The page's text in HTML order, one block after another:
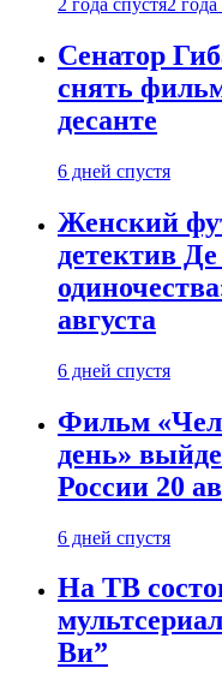
2 года спустя2 года
Сенатор
снять
десанте
6 дней спустя
Женский
детектив
августа
6 дней спустя
Фильм
день»
России 20
6 дней спустя
На ТВ
Ви”